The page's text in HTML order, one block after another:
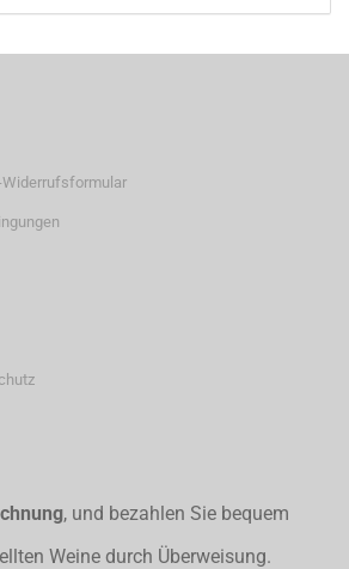
, und bezahlen Sie bequem
Weine durch Überweisung.